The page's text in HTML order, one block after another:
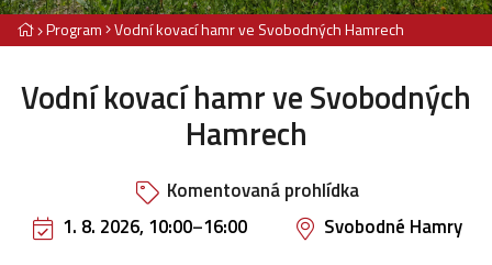
Program Vodní kovací hamr ve Svobodných Hamrech
Vodní kovací hamr ve Svobodných
Hamrech
Komentovaná prohlídka
1. 8. 2026, 10:00–16:00
Svobodné Hamry